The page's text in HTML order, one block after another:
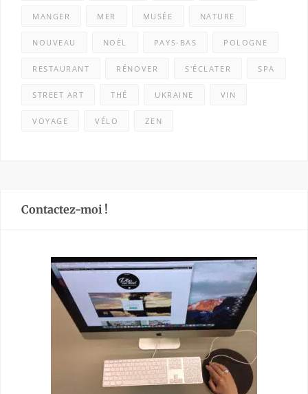
MANGER MER MUSÉE NATURE
NOUVEAU NOËL PAYS-BAS POLOGNE
RESTAURANT RÉNOVER S'ÉCLATER SPA
STREET ART THÉ UKRAINE VIN
VOYAGE VÉLO ZEN
Contactez-moi !